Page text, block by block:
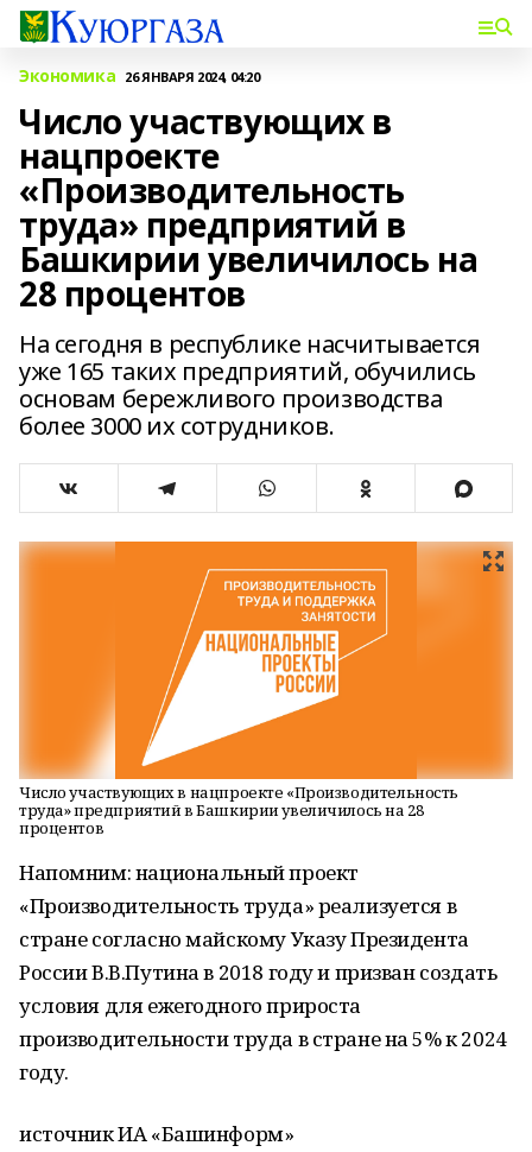
Экономика 26 ЯНВАРЯ 2024, 04:20
Число участвующих в
нацпроекте
«Производительность
труда» предприятий в
Башкирии увеличилось на
28 процентов
На сегодня в республике насчитывается
уже 165 таких предприятий, обучились
основам бережливого производства
более 3000 их сотрудников.
Число участвующих в нацпроекте «Производительность
труда» предприятий в Башкирии увеличилось на 28
процентов
Напомним: национальный проект
«Производительность труда» реализуется в
стране согласно майскому Указу Президента
России В.В.Путина в 2018 году и призван создать
условия для ежегодного прироста
производительности труда в стране на 5% к 2024
году.
источник ИА «Башинформ»